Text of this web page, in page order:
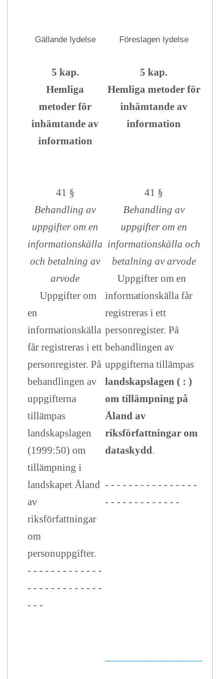
Gällande lydelse Föreslagen lydelse
5 kap.
Hemliga
metoder för
inhämtande av
information
5 kap.
Hemliga metoder för
inhämtande av
information
41 §
Behandling av
uppgifter om en
informationskälla
och betalning av
arvode
Uppgifter om
en
informationskälla
får registreras i ett
personregister. På
behandlingen av
uppgifterna
tillämpas
landskapslagen
(1999:50) om
tillämpning i
landskapet Åland
av
riksförfattningar
om
personuppgifter.
- - - - - - - - - - - - -
- - - - - - - - - - - - -
- - -
41 §
Behandling av
uppgifter om en
informationskälla och
betalning av arvode
Uppgifter om en
informationskälla får
registreras i ett
personregister. På
behandlingen av
uppgifterna tillämpas
landskapslagen ( : )
om tillämpning på
Åland av
riksförfattningar om
dataskydd.
- - - - - - - - - - - - - - - -
- - - - - - - - - - - - -